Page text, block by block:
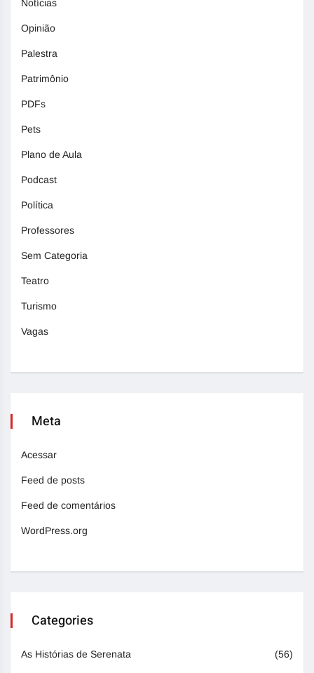
Notícias
Opinião
Palestra
Patrimônio
PDFs
Pets
Plano de Aula
Podcast
Política
Professores
Sem Categoria
Teatro
Turismo
Vagas
Meta
Acessar
Feed de posts
Feed de comentários
WordPress.org
Categories
As Histórias de Serenata (56)